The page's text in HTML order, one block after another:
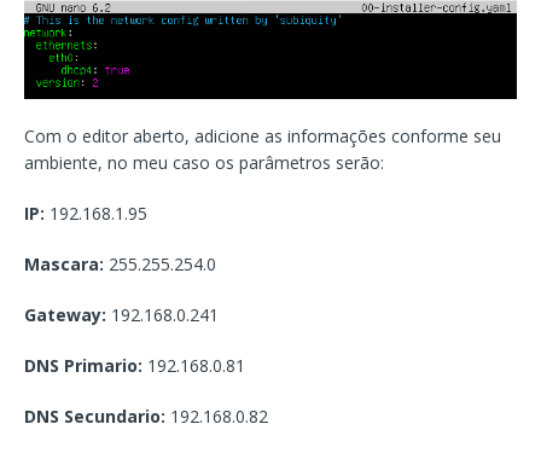
Com o editor aberto, adicione as informações conforme seu
ambiente, no meu caso os parâmetros serão:
IP: 192.168.1.95
Mascara: 255.255.254.0
Gateway: 192.168.0.241
DNS Primario: 192.168.0.81
DNS Secundario: 192.168.0.82